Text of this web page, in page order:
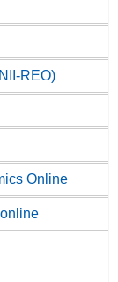
REO)
Online